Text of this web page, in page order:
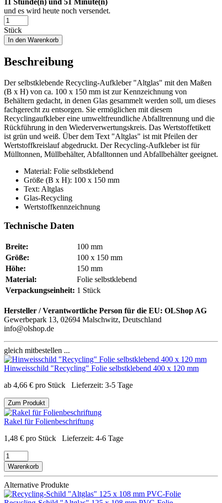
und es wird heute noch versendet.
Stück
In den Warenkorb
Beschreibung
Der selbstklebende Recycling-Aufkleber "Altglas" mit den Maßen
(B x H) von ca. 100 x 150 mm ist zur Kennzeichnung von
Behältern gedacht, in denen Glas gesammelt werden soll, um dieses
fachgerecht zu entsorgen. Sie ermöglichen mit diesem
Recyclingaufkleber eine umweltfreundliche Abfalltrennung und die
Rückführung in den Wiederverwertungskreis. Das Wertstoffetikett
ist grün und weiß. Über dem Text "Altglas" ist mit Pfeilen der
Wertstoffkreislauf abgedruckt. Der Recycling-Aufkleber ist für
Mülltonnen, Müllbehälter, Abfalltonnen und Abfallbehälter geeignet.
Material: Folie selbstklebend
Größe (B x H): 100 x 150 mm
Text: Altglas
Glas-Recycling
Wertstoffkennzeichnung
Technische Daten
Breite:
100 mm
Größe:
100 x 150 mm
Höhe:
150 mm
Material:
Folie selbstklebend
Verpackungseinheit: 1 Stück
Hersteller / Verantwortliche Person für die EU: OLShop AG
Gewerbepark 13, 02694 Malschwitz, Deutschland
info@olshop.de
gleich mitbestellen ...
Hinweisschild "Recycling" Folie selbstklebend 400 x 120 mm
ab 4,66 € pro Stück Lieferzeit: 3-5 Tage
Zum Produkt
Rakel für Folienbeschriftung
1,48 € pro Stück Lieferzeit: 4-6 Tage
Warenkorb
Alternative Produkte